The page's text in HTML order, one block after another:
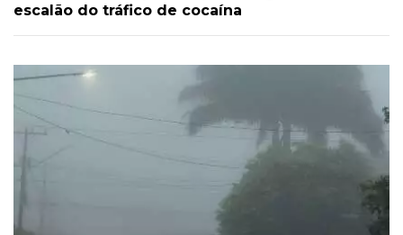
escalão do tráfico de cocaína